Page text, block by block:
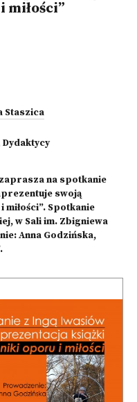
Staszica
Dydaktycy
na spotkanie
swoją
Spotkanie
w Sali im. Zbigniewa
Anna Godzińska,